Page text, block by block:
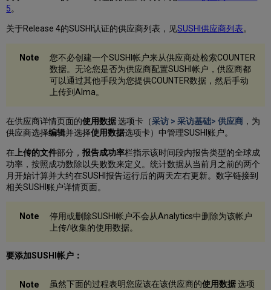
5。
关于Release 4的SUSHI认证的供应商列表，见SUSHI供应商列表。
您不必创建一个SUSHI帐户来从供应商处检索COUNTER
数据。无论您是否为供应商配置SUSHI帐户，供应商都
可以通过其他手段为您提供COUNTER数据，然后手动
上传到Alma。
在供应商详情页面的使用数据选项卡（采访 > 采访基础> 供应商 ，为
供应商选择编辑并选择使用数据选项卡）中管理SUSHI账户。
在 上传的文件部分，报告成功率栏指示该时间段内报告类型的全球成
功率，按照成功数除以失败数来定义。统计数据从当前月之前的两个
月开始计算并大约在SUSHI报告运行后的两天左右更新。数字链接到
相关SUSHI账户详情页面。
停用或删除SUSHI帐户不会从Analytics中删除为该帐户
上传/收集的使用数据。
要添加SUSHI帐户：
虽然下面的过程表明您应该在该供应商的使用数据选项